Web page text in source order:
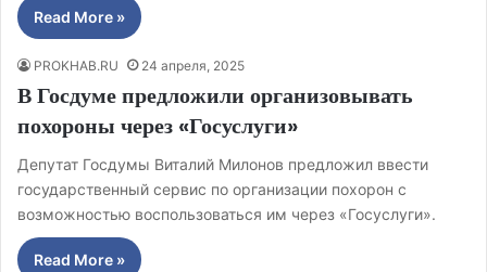
Read More »
PROKHAB.RU 24 апреля, 2025
В Госдуме предложили организовывать
похороны через «Госуслуги»
Депутат Госдумы Виталий Милонов предложил ввести
государственный сервис по организации похорон с
возможностью воспользоваться им через «Госуслуги».
Read More »